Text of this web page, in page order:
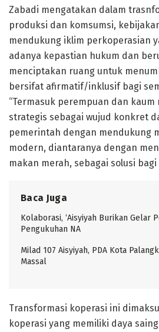
Zabadi mengatakan dalam
produksi dan komsumsi,
mendukung iklim perkoperasian
adanya kepastian hukum dan
menciptakan ruang untuk
bersifat afirmatif/inklusif bagi
“Termasuk perempuan dan
strategis sebagai wujud konkret
pemerintah dengan mendukung
modern, diantaranya dengan
makan merah, sebagai solusi
Baca Juga
Kolaborasi, ‘Aisyiyah Burikan Gelar
Pengukuhan NA
Milad 107 Aisyiyah, PDA Kota
Massal
Transformasi koperasi ini
koperasi yang memiliki daya